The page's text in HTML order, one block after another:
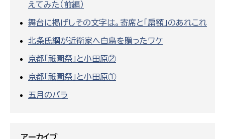
えてみた（前編）
舞台に掲げしその文字は。寄席と「扁額」のあれこれ
北条氏綱が近衛家へ白鳥を贈ったワケ
京都「祇園祭」と小田原②
京都「祇園祭」と小田原①
五月のバラ
アーカイブ